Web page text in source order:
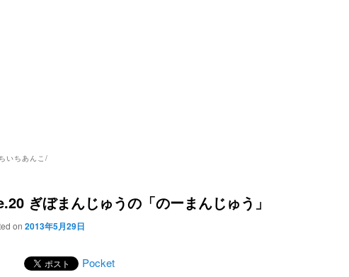
いちあんこ/
ぎぼまんじゅうの「のーまんじゅう」
on 2013年5月29日
Pocket